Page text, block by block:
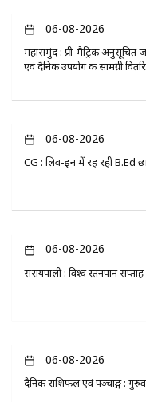
06-08-2026
महासमुंद : प्री-मैट्रिक अनुसूचित
एवं दैनिक उपयोग की सामग्री
06-08-2026
CG : लिव-इन में रह रही B.Ed
06-08-2026
सरायपाली : विश्व स्तनपान
06-08-2026
दैनिक राशिफल एवं पञ्चाङ्ग :